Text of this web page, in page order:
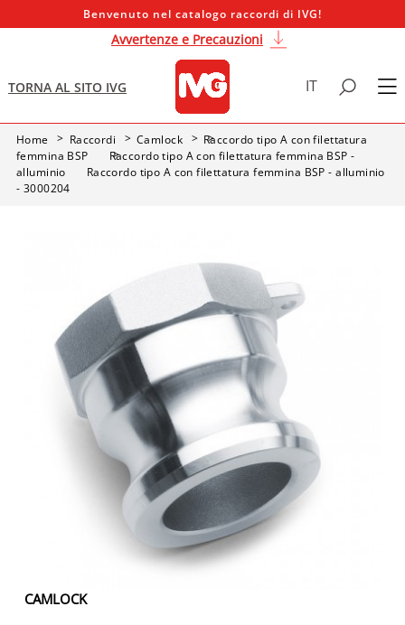
Benvenuto nel catalogo raccordi di IVG!
Avvertenze e Precauzioni
TORNA AL SITO IVG IT
Home Raccordi Camlock
Raccordo tipo A con filettatura
femmina BSP
Raccordo tipo A con filettatura femmina BSP -
alluminio
Raccordo tipo A con filettatura femmina BSP - alluminio
- 3000204
CAMLOCK